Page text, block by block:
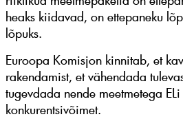
heaks kiidavad, on ettepaneku
lõpuks.
Euroopa Komisjon kinnitab, et
rakendamist, et vähendada
tugevdada nende meetmetega
konkurentsivõimet.